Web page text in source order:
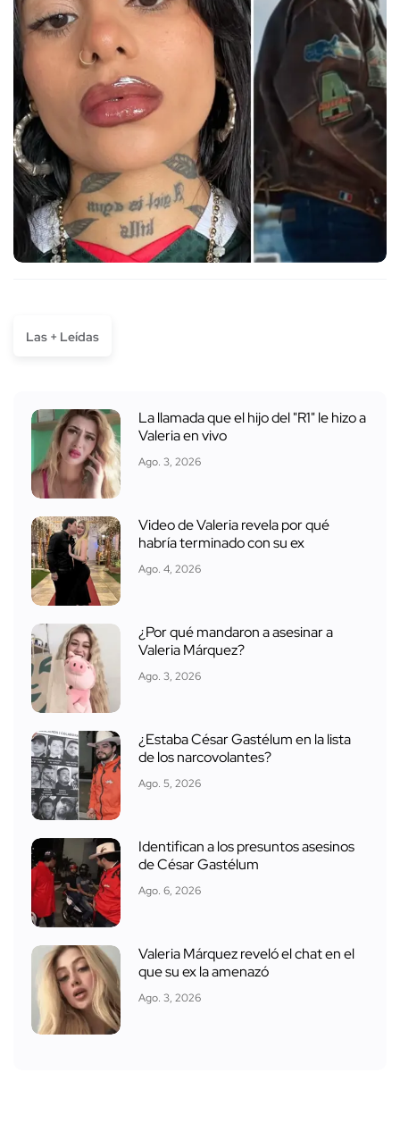
Las + Leídas
La llamada que el hijo del "R1" le hizo a
Valeria en vivo
Ago. 3, 2026
Video de Valeria revela por qué
habría terminado con su ex
Ago. 4, 2026
¿Por qué mandaron a asesinar a
Valeria Márquez?
Ago. 3, 2026
¿Estaba César Gastélum en la lista
de los narcovolantes?
Ago. 5, 2026
Identifican a los presuntos asesinos
de César Gastélum
Ago. 6, 2026
Valeria Márquez reveló el chat en el
que su ex la amenazó
Ago. 3, 2026